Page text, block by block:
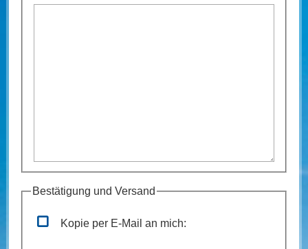
Bestätigung und Versand
Kopie per E-Mail an mich: